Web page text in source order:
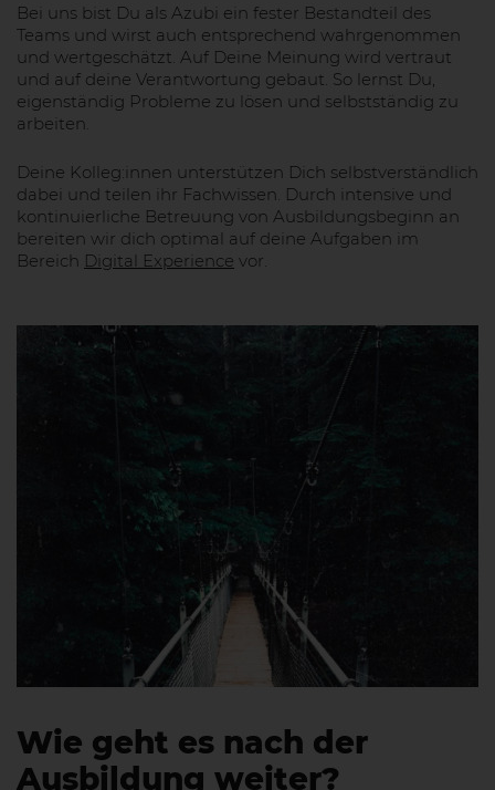
Bei uns bist Du als Azubi ein fester Bestandteil des
Teams und wirst auch entsprechend wahrgenommen
und wertgeschätzt. Auf Deine Meinung wird vertraut
und auf deine Verantwortung gebaut. So lernst Du,
eigenständig Probleme zu lösen und selbstständig zu
arbeiten.
Deine Kolleg:innen unterstützen Dich selbstverständlich
dabei und teilen ihr Fachwissen. Durch intensive und
kontinuierliche Betreuung von Ausbildungsbeginn an
bereiten wir dich optimal auf deine Aufgaben im
Bereich Digital Experience vor.
Wie geht es nach der
Ausbildung weiter?